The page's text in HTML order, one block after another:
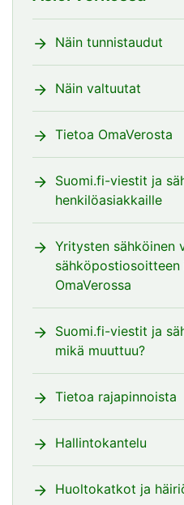
Näin tunnistaudut
Näin valtuutat
Tietoa OmaVerosta
Suomi.fi-viestit ja
henkilöasiakkaille
Yritysten sähköinen
OmaVerossa
Suomi.fi-viestit ja
mikä muuttuu?
Tietoa rajapinnoista
Hallintokantelu
Huoltokatkot ja